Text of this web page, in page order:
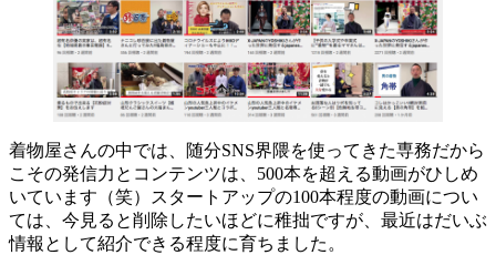
着物屋さんの中では、随分SNS界隈を使ってきた専務だから
こその発信力とコンテンツは、500本を超える動画がひしめ
いています（笑）スタートアップの100本程度の動画につい
ては、今見ると削除したいほどに稚拙ですが、最近はだいぶ
情報として紹介できる程度に育ちました。